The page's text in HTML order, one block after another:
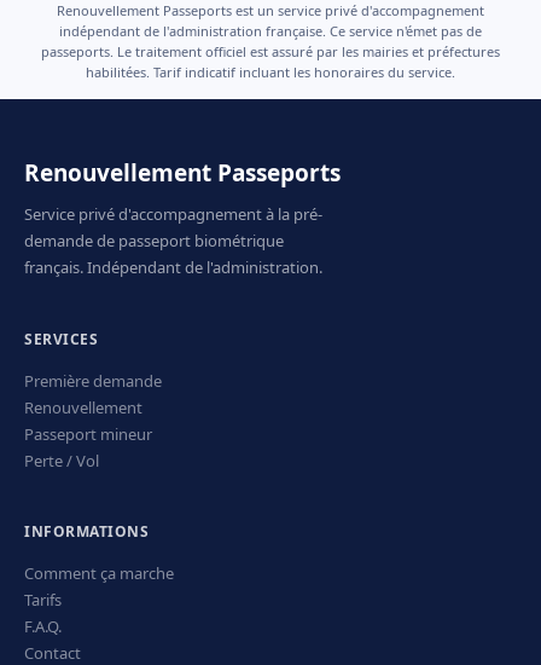
Renouvellement Passeports est un service privé d'accompagnement
indépendant de l'administration française. Ce service n'émet pas de
passeports. Le traitement officiel est assuré par les mairies et préfectures
habilitées. Tarif indicatif incluant les honoraires du service.
Renouvellement Passeports
Service privé d'accompagnement à la pré-
demande de passeport biométrique
français. Indépendant de l'administration.
SERVICES
Première demande
Renouvellement
Passeport mineur
Perte / Vol
INFORMATIONS
Comment ça marche
Tarifs
F.A.Q.
Contact